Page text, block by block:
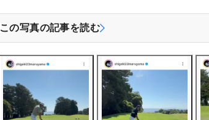
この写真の記事を読む